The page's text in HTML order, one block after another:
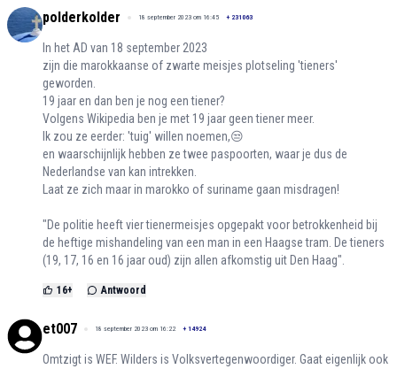
polderkolder 18 september 2023 om 16:45 + 231063
In het AD van 18 september 2023
zijn die marokkaanse of zwarte meisjes plotseling 'tieners'
geworden.
19 jaar en dan ben je nog een tiener?
Volgens Wikipedia ben je met 19 jaar geen tiener meer.
Ik zou ze eerder: 'tuig' willen noemen,😒
en waarschijnlijk hebben ze twee paspoorten, waar je dus de
Nederlandse van kan intrekken.
Laat ze zich maar in marokko of suriname gaan misdragen!
"De politie heeft vier tienermeisjes opgepakt voor betrokkenheid bij
de heftige mishandeling van een man in een Haagse tram. De tieners
(19, 17, 16 en 16 jaar oud) zijn allen afkomstig uit Den Haag".
16+ Antwoord
et007 18 september 2023 om 16:22 + 14924
Omtzigt is WEF. Wilders is Volksvertegenwoordiger. Gaat eigenlijk ook